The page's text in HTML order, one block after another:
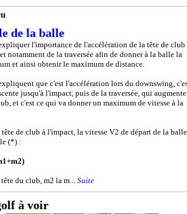
de la balle
l'importance de l'accélération de la tête de club
notamment de la traversée afin de donner à la balle la
et ainsi obtenir le maximum de distance.
que c'est l'accélération lors du downswing,
jusqu'à l'impact, puis de la traversée, qui augmente
et c'est ce qui va donner un maximum de vitesse à la
de club à l'impact, la vitesse V2 de départ de la balle
(*) :
du club, m2 la m... Suite
à voir